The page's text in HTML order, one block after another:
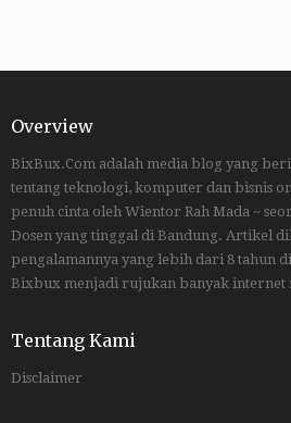
Overview
BixBux.Com adalah media blog yang
tentang teknologi, komputer dan bisnis
penuh cinta oleh Wientor Rah Mada ~
Dosen yang tinggal di Bandung. Artikel
pengalamannya yang lebih dari 8 tahun
Bixbux menjadi rujukan banyak internet
Tentang Kami
Disclaimer